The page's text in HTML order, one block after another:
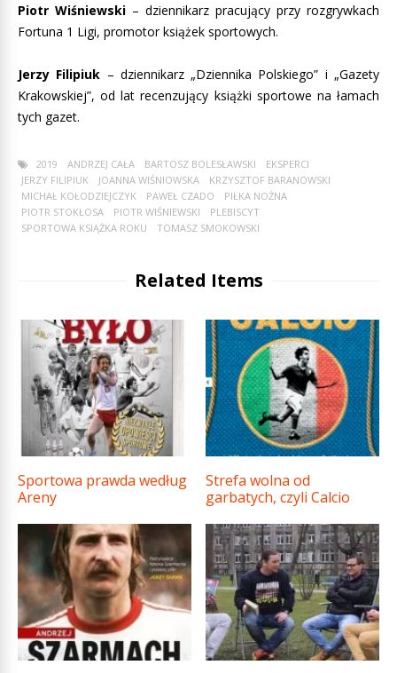
Piotr Wiśniewski – dziennikarz pracujący przy rozgrywkach
Fortuna 1 Ligi, promotor książek sportowych.
Jerzy Filipiuk – dziennikarz „Dziennika Polskiego” i „Gazety
Krakowskiej”, od lat recenzujący książki sportowe na łamach
tych gazet.
2019 ANDRZEJ CAŁA BARTOSZ BOLESŁAWSKI
EKSPERCI
JERZY FILIPIUK
JOANNA WIŚNIOWSKA
KRZYSZTOF BARANOWSKI
MICHAŁ KOŁODZIEJCZYK
PAWEŁ CZADO
PIŁKA NOŻNA
PIOTR STOKŁOSA
PIOTR WIŚNIEWSKI
PLEBISCYT
SPORTOWA KSIĄŻKA ROKU
TOMASZ SMOKOWSKI
Related Items
Sportowa prawda według
Areny
Strefa wolna od
garbatych, czyli Calcio